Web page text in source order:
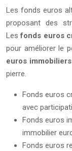
Les fonds euros
proposant des
Lesfonds euros
pour améliorer le
euros immobiliers
pierre.
Fonds euros
avec
Fonds euros
immobilier
Fonds euros